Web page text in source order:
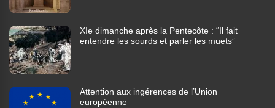
XIe dimanche après la Pentecôte : “Il fait
entendre les sourds et parler les muets”
Attention aux ingérences de l’Union
européenne